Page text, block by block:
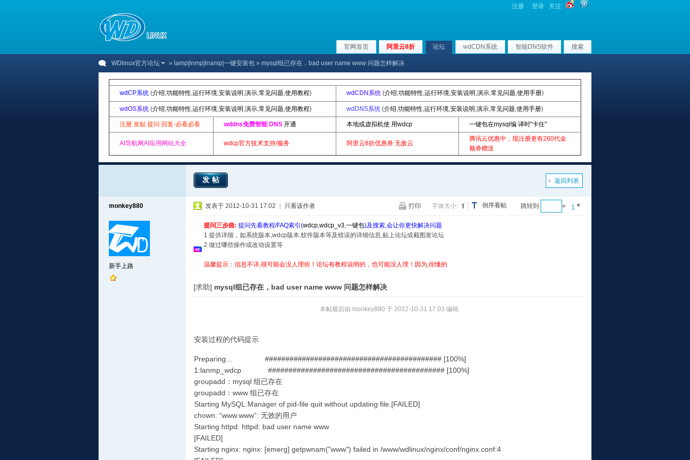
注册 登录 关注:
官网首页 阿里云8折 论坛 wdCDN系统 智能DNS软件 搜索
WDlinux官方论坛 » lamp|lnmp|lnamp|一键安装包 » mysql组已存在，bad user name www 问题怎样解决
wdCP系统 (介绍,功能特性,运行环境,安装说明 ,演示,常见问题,使用教程) wdCDN系统 (介绍,功能特性,运行环境,安装说明 ,演示,常见问题,使用手册)
wdOS系统 (介绍,功能特性,运行环境,安装说明 ,演示,常见问题,使用教程) wdDNS系统 (介绍,功能特性,运行环境,安装说明 ,演示,常见问题,使用手册)
注册 发贴 提问 回复-必看必看 wddns免费智能 DNS 开通 本地或虚拟机使 用wdcp 一键包在mysql编 译时"卡住"
AI导航网AI应用网站大全 wdcp官方技术支持/服务 阿里云8折优惠券 无敌云
腾讯云优惠中，现注册更有260代金
额券赠送
返回列表
发帖
monkey880
新手上路
1 #
跳转到 »
倒序看帖
打印 字体大小:
发表于 2012-10-31 17:02 只看该作者
提问三步曲: 提问先看教程/FAQ索引(wdcp,wdcp_v3,一键包)及搜索,会让你更快解决问题
1 提供详细，如系统版本,wdcp版本,软件版本等及错误的详细信息,贴上论坛或截图发论坛
2 做过哪些操作或改动设置等
温馨提示：信息不详,很可能会没人理你！论坛有教程说明的，也可能没人理！因为,你懂的
[求助] mysql组已存在，bad user name www 问题怎样解决
本帖最后由 monkey880 于 2012-10-31 17:03 编辑
安装过程的代码提示
Preparing... ########################################### [100%]
1:lanmp_wdcp ########################################### [100%]
groupadd：mysql 组已存在
groupadd：www 组已存在
Starting MySQL.Manager of pid-file quit without updating file.[FAILED]
chown: “www.www”: 无效的用户
Starting httpd: httpd: bad user name www
[FAILED]
Starting nginx: nginx: [emerg] getpwnam("www") failed in /www/wdlinux/nginx/conf/nginx.conf:4